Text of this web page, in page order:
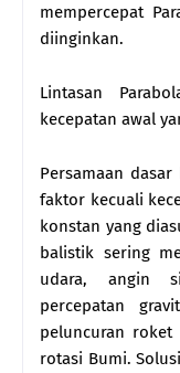
mempercepat
diinginkan.
Lintasan
kecepatan awal
Persamaan
faktor kecuali
konstan yang
balistik sering
udara, angin
percepatan
peluncuran
rotasi Bumi.